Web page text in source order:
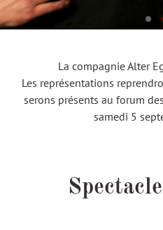
JE
La compagnie Alter
Les représentations
serons présents au forum
samedi 5